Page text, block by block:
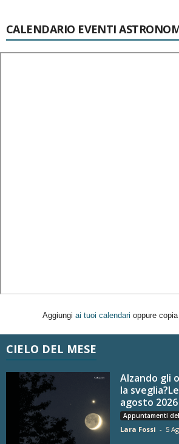
CALENDARIO EVENTI
Aggiungi ai tuoi calendari oppure copia
CIELO DEL MESE
Alzando gli
la
agosto 2026
Appuntamenti
Lara Fossi - 5